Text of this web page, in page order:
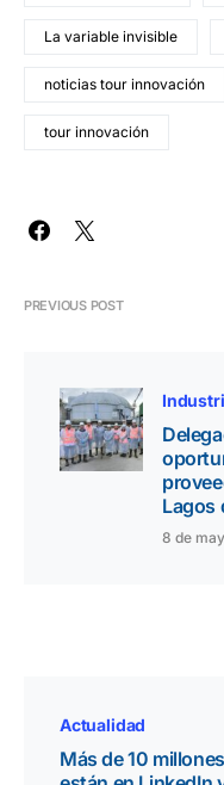
La variable invisible
noticias tour innovación
tour innovación
PREVIOUS POST
Lagos
8 de
Actualidad
Más de 10